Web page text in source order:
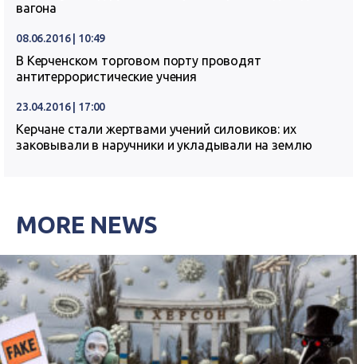
вагона
08.06.2016 | 10:49
В Керченском торговом порту проводят
антитеррористические учения
23.04.2016 | 17:00
Керчане стали жертвами учений силовиков: их
заковывали в наручники и укладывали на землю
MORE NEWS